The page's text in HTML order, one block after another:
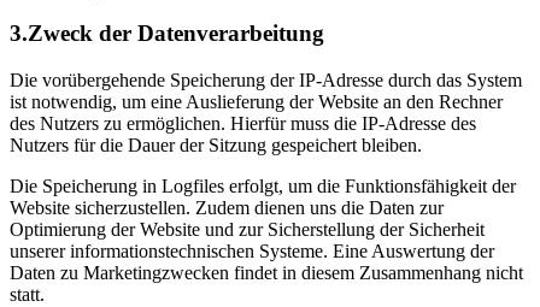
3.Zweck der Datenverarbeitung
Die vorübergehende Speicherung der IP-Adresse durch das System
ist notwendig, um eine Auslieferung der Website an den Rechner
des Nutzers zu ermöglichen. Hierfür muss die IP-Adresse des
Nutzers für die Dauer der Sitzung gespeichert bleiben.
Die Speicherung in Logfiles erfolgt, um die Funktionsfähigkeit der
Website sicherzustellen. Zudem dienen uns die Daten zur
Optimierung der Website und zur Sicherstellung der Sicherheit
unserer informationstechnischen Systeme. Eine Auswertung der
Daten zu Marketingzwecken findet in diesem Zusammenhang nicht
statt.